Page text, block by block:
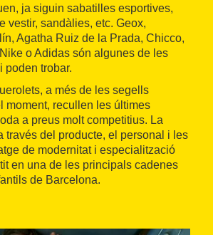
ja siguin sabatilles esportives,
vestir, sandàlies, etc. Geox,
Agatha Ruiz de la Prada, Chicco,
o Adidas són algunes de les
poden trobar.
a més de les segells
moment, recullen les últimes
a preus molt competitius. La
través del producte, el personal i les
de modernitat i especialització
en una de les principals cadenes
de Barcelona.